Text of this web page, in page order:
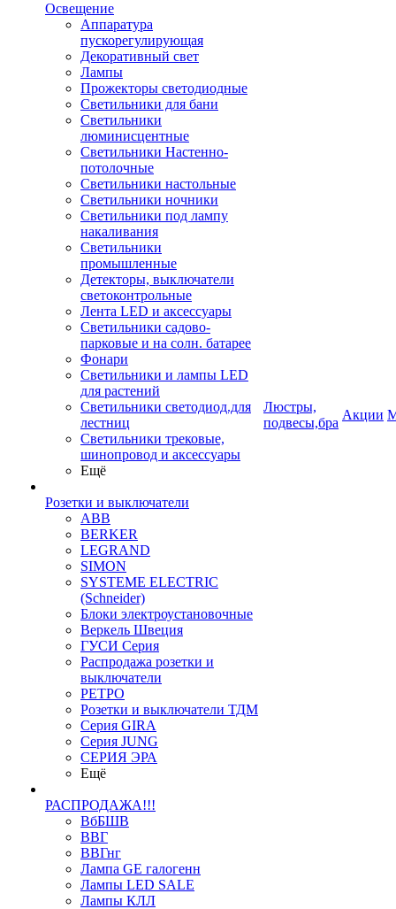
Освещение
Аппаратура
пускорегулирующая
Декоративный свет
Лампы
Прожекторы светодиодные
Светильники для бани
Светильники
люминисцентные
Светильники Настенно-
потолочные
Светильники настольные
Светильники ночники
Светильники под лампу
накаливания
Светильники
промышленные
Детекторы, выключатели
светоконтрольные
Лента LED и аксессуары
Светильники садово-
парковые и на солн. батарее
Фонари
Светильники и лампы LED
для растений
Светильники светодиод.для
лестниц
Светильники трековые,
шинопровод и аксессуары
Ещё
Розетки и выключатели
ABB
BERKER
LEGRAND
SIMON
SYSTEME ELECTRIC
(Schneider)
Блоки электроустановочные
Веркель Швеция
ГУСИ Серия
Распродажа розетки и
выключатели
РЕТРО
Розетки и выключатели ТДМ
Серия GIRA
Серия JUNG
СЕРИЯ ЭРА
Ещё
РАСПРОДАЖА!!!
ВбБШВ
ВВГ
ВВГнг
Лампа GE галогенн
Лампы LED SALE
Лампы КЛЛ
Люстры,
подвесы,бра
Акции